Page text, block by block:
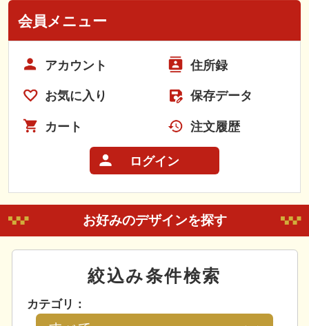
会員メニュー
アカウント 住所録
お気に入り 保存データ
カート 注文履歴
ログイン
お好みのデザインを探す
絞込み条件検索
カテゴリ：